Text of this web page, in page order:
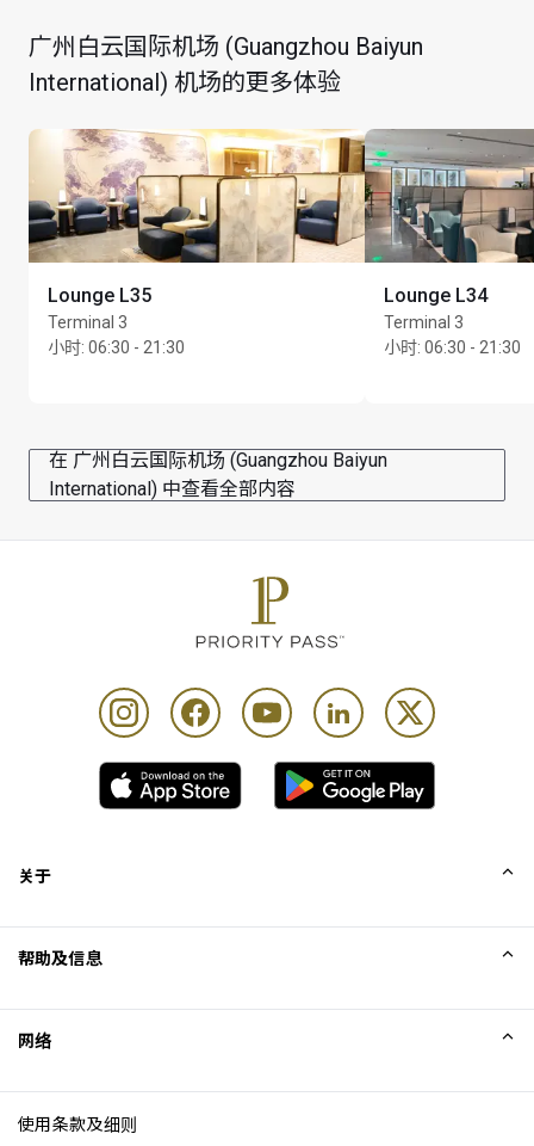
广州白云国际机场 (Guangzhou Baiyun
International) 机场的更多体验
Lounge L35
Terminal 3
小时: 06:30 - 21:30
Lounge L34
Terminal 3
小时: 06:30 - 21:30
在 广州白云国际机场 (Guangzhou Baiyun
International) 中查看全部内容
关于
Excellence Awards
博客
帮助及信息
网络
使用条款及细则